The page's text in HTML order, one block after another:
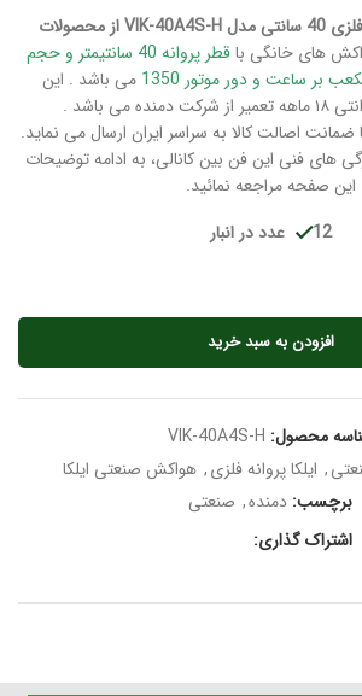
هواکش صنعتی ایلکا فلزی 40 سانتی مدل VIK-40A4S-H از محصولات
های خانگی با
قطر پروانه 40 سانتیمتر و حجم
می باشد . این
می باشد .
ضمانت اصالت کالا به سراسر ایران ارسال می نماید.
های فنی این فن بین کانالی، به ادامه توضیحات
این صفحه مراجعه نمائید.
12 عدد در انبار
افزودن به سبد خرید
محصول: VIK-40A4S-H
, ایلکا پروانه فلزی, هواکش صنعتی ایلکا
برچسب: دمنده, صنعتی
اشتراک گذاری: